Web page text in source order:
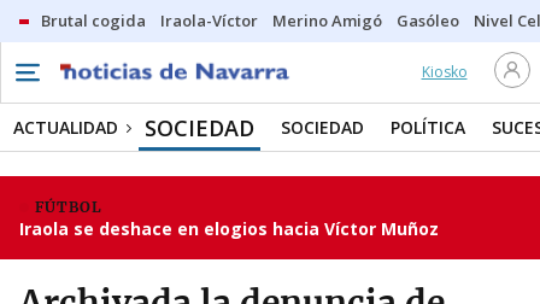
Brutal cogida Iraola-Víctor Merino Amigó Gasóleo Nivel
Kiosko
ACTUALIDAD SOCIEDAD SOCIEDAD POLÍTICA
FÚTBOL
Iraola se deshace en elogios hacia Víctor Muñoz